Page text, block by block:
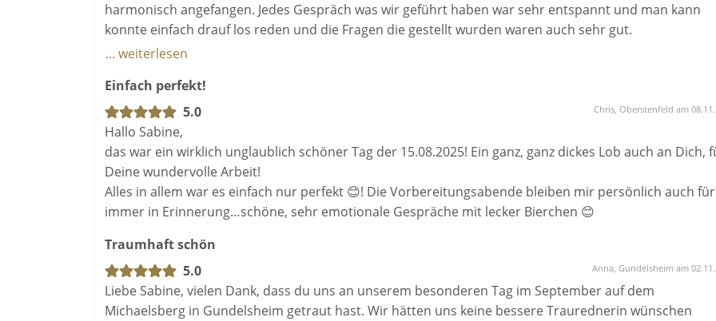
harmonisch angefangen. Jedes Gespräch was wir geführt haben war sehr entspannt und man kann
konnte einfach drauf los reden und die Fragen die gestellt wurden waren auch sehr gut.
Zur Kommunikation ist sie immer auf uns eingegangen egal ob per email, whatsapp, Telefonaten oder
Was ich ihr sehr hoch anrechne ist das wir durch einen Vorfall einen Termin kurzfristig absagen
und diesen hat sie dann nicht mal für die Kilometer berechnet.
Zur Trauung selber, war wunderschön. Man hat direkt gemerkt wieviel Herz sie in den Text
hat. Sie hat sich wirklich mit uns, unserer Geschichte und unserem Umfeld befasst. Sie hat Gespräche
mit uns nahen Personen geführt um noch mehr Tiefe in den Text zu bekommen.
Die Ritual Idee war auch sehr gut , wir haben unser Eheversprechen auf Briefe geschrieben. Den
Umschlag haben wir dann mit Wax und einem Siegel versiegelt.
Also von unserer Seite lief alles wunderschön , Vielen Dank nochmal!
Wir können Sabine jedem der eine Personalisierte Trauung haben will, bei dem das Ehepaar im Fokus
steht nur empfehlen.
... weiterlesen
Einfach perfekt!
5.0
Chris, Oberstenfeld am
Hallo Sabine,
das war ein wirklich unglaublich schöner Tag der 15.08.2025! Ein ganz, ganz dickes Lob auch an Dich,
Deine wundervolle Arbeit!
Alles in allem war es einfach nur perfekt 😊! Die Vorbereitungsabende bleiben mir persönlich auch für
immer in Erinnerung…schöne, sehr emotionale Gespräche mit lecker Bierchen 😊
Traumhaft schön
5.0
Anna, Gundelsheim am
Liebe Sabine, vielen Dank, dass du uns an unserem besonderen Tag im September auf dem
Michaelsberg in Gundelsheim getraut hast. Wir hätten uns keine bessere Traurednerin wünschen